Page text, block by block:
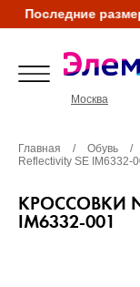
Последние
Москва
Главная / Обувь /
Reflectivity SE IM6332-
КРОССОВКИ
IM6332-001